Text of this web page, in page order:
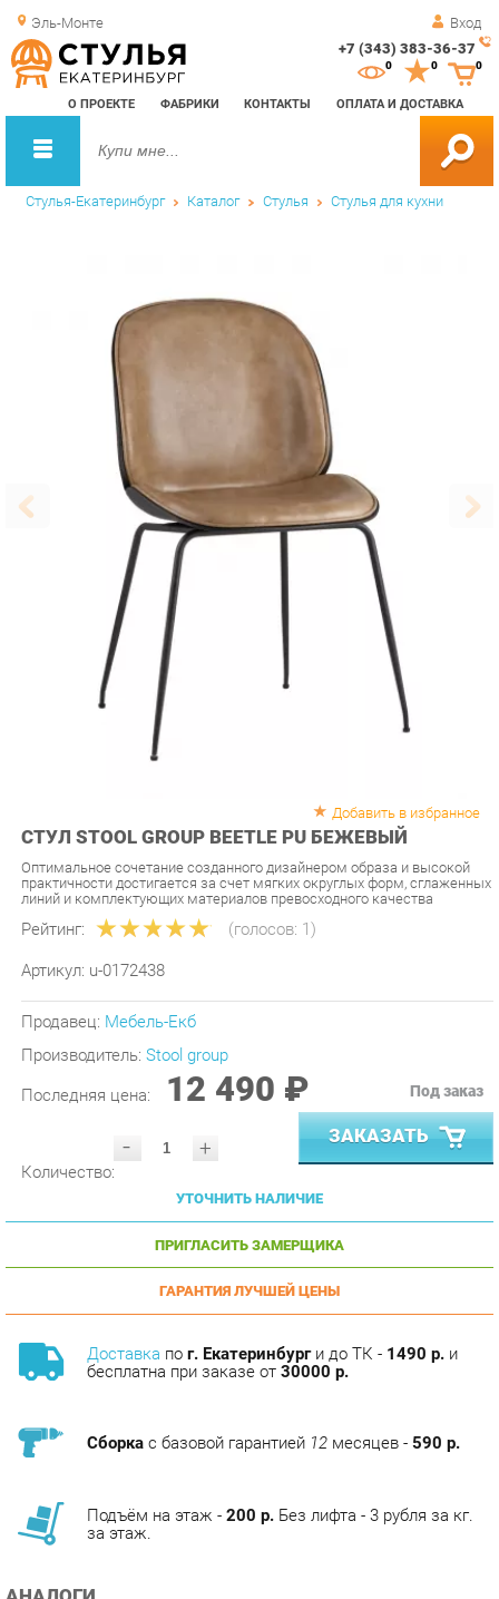
Эль-Монте Вход
+7 (343) 383-36-37
О ПРОЕКТЕ ФАБРИКИ КОНТАКТЫ ОПЛАТА И ДОСТАВКА
0 0
Стулья-Екатеринбург Каталог Стулья Стулья для кухни
СТУЛ STOOL GROUP BEETLE PU БЕЖЕВЫЙ
Оптимальное сочетание созданного дизайнером образа и высокой
практичности достигается за счет мягких округлых форм, сглаженных
линий и комплектующих материалов превосходного качества
Рейтинг: (голосов:1)
Артикул: u-0172438
Продавец: Мебель-Екб
Производитель:
Stool group
Последняя цена: 12 490 ₽
- +
ЗАКАЗАТЬ
УТОЧНИТЬ НАЛИЧИЕ
ПРИГЛАСИТЬ ЗАМЕРЩИКА
ГАРАНТИЯ ЛУЧШЕЙ ЦЕНЫ
пог. Екатеринбурги до ТК -
бесплатна при заказе от30000 р.
с базовой гарантией месяцев -
Подъём на этаж -200 р.Без лифта - 3 рубля за кг.
АНАЛОГИ